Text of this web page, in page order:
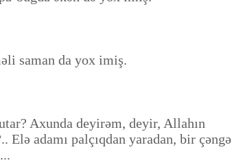
saman da yox imiş.
Axunda deyirəm, deyir, Allahın
adamı palçıqdan yaradan, bir çəngə